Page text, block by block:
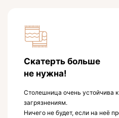
Скатерть больше
не нужна!
Столешница очень устойчива
загрязнениям.
Ничего не будет, если на неё